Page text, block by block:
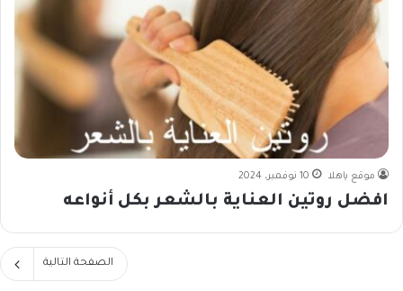
موقع ياهلا 10 نوفمبر، 2024
افضل روتين العناية بالشعر بكل أنواعه
الصفحة التالية